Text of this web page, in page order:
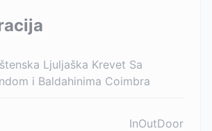
Ljuljaška Krevet Sa
i Baldahinima Coimbra
InOutDoor